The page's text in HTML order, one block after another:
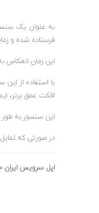
فرستاده شده و
این زمان انعکاس
با استفاده از
افکت عمق برتر،
این سنسور به طور
در صورتی که
اپل سرویس ایران